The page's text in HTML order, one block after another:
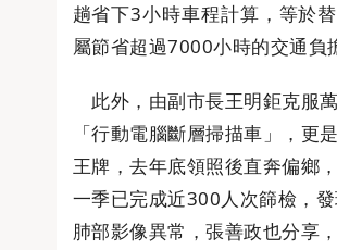
趟省下3小時車程計算，等於
屬節省超過7000小時的交通負
此外，由副市長王明鉅克服
「行動電腦斷層掃描車」，更
王牌，去年底領照後直奔偏鄉
一季已完成近300人次篩檢，
肺部影像異常，張善政也分享